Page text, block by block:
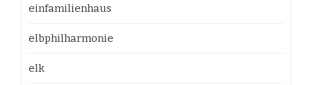
einfamilienhaus
elbphilharmonie
elk